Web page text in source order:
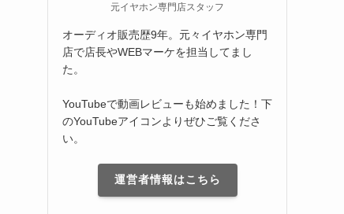
元イヤホン専門店スタッフ
オーディオ販売歴9年。元々イヤホン専門
店で店長やWEBマーケを担当してまし
た。
YouTubeで動画レビューも始めました！下
のYouTubeアイコンよりぜひご覧くださ
い。
運営者情報はこちら